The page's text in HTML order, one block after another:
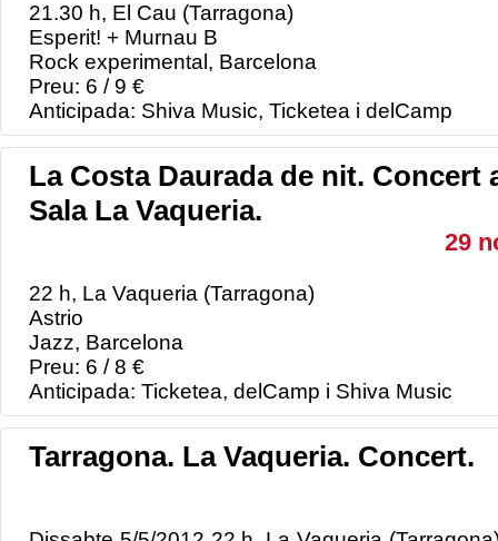
21.30 h, El Cau (Tarragona)
Esperit! + Murnau B
Rock experimental, Barcelona
Preu: 6 / 9 €
Anticipada: Shiva Music, Ticketea i delCamp
La Costa Daurada de nit. Concert
Sala La Vaqueria.
29
22 h, La Vaqueria (Tarragona)
Astrio
Jazz, Barcelona
Preu: 6 / 8 €
Anticipada: Ticketea, delCamp i Shiva Music
Tarragona. La Vaqueria. Concert.